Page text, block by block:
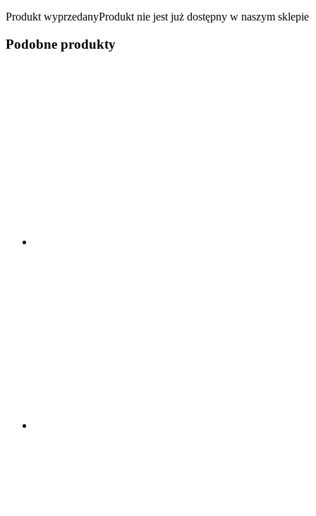
Produkt wyprzedanyProdukt nie jest już dostępny w naszym sklepie
Podobne produkty